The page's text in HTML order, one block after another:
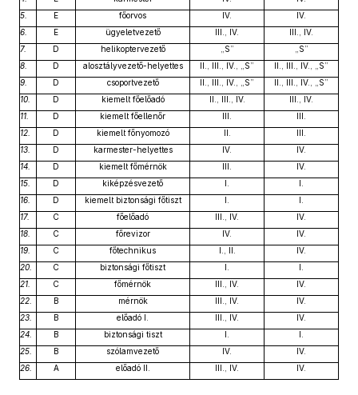
5.
E főorvos IV.
IV.
6.
E ügyeletvezető III., IV.
III., IV.
7.
D helikoptervezető „S”
„S”
8.
D alosztályvezető-helyettes II., III., IV., „S”
II., III., IV., „S”
9.
D csoportvezető II., III., IV., „S”
II., III., IV., „S”
10.
D kiemelt főelőadó II., III., IV.
III., IV.
11.
D kiemelt főellenőr III.
III.
12.
D kiemelt főnyomozó II.
III.
13.
D karmester-helyettes IV.
IV.
14.
D kiemelt főmérnök III.
IV.
15.
D kiképzésvezető I.
I.
16.
D kiemelt biztonsági főtiszt I.
I.
17.
C főelőadó III., IV.
IV.
18.
C főrevizor IV.
IV.
19.
C főtechnikus I., II.
IV.
20.
C biztonsági főtiszt I.
I.
21.
C főmérnök III., IV.
IV.
22.
B mérnök III., IV.
IV.
23.
B előadó I. III., IV.
IV.
24.
B biztonsági tiszt I.
I.
25.
B szólamvezető IV.
IV.
26.
A előadó II. III., IV. IV.